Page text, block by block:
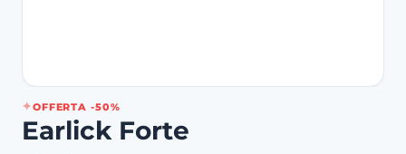
OFFERTA -50%
Earlick Forte